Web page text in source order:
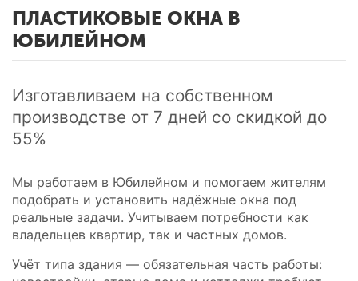
ПЛАСТИКОВЫЕ ОКНА В
ЮБИЛЕЙНОМ
Изготавливаем на собственном
производстве от 7 дней cо скидкой до
55%
Мы работаем в Юбилейном и помогаем жителям
подобрать и установить надёжные окна под
реальные задачи. Учитываем потребности как
владельцев квартир, так и частных домов.
Учёт типа здания — обязательная часть работы: